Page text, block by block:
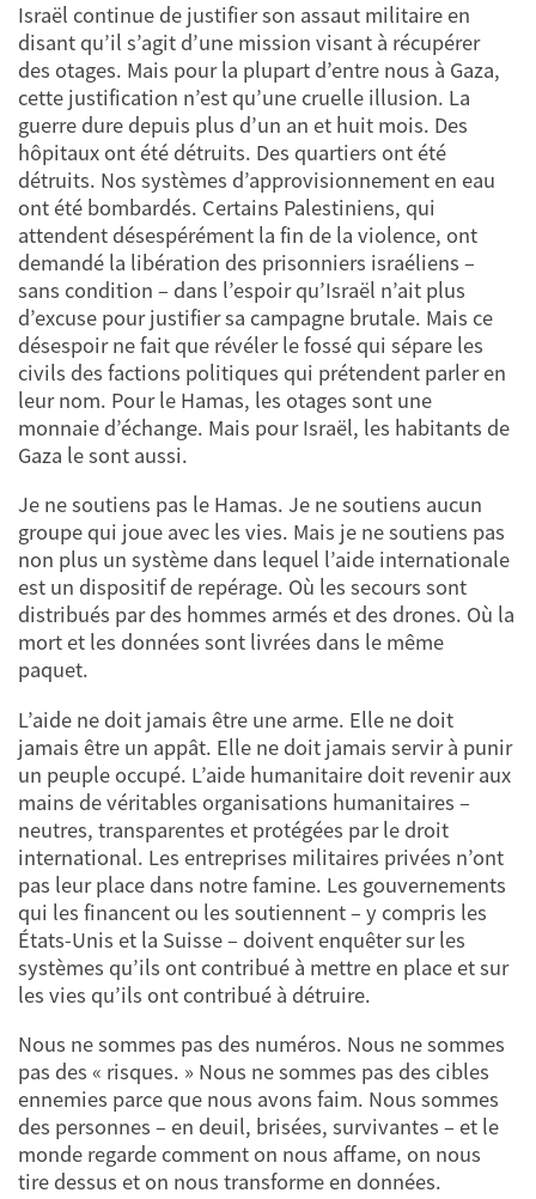
Israël continue de justifier son assaut militaire en
disant qu’il s’agit d’une mission visant à récupérer
des otages. Mais pour la plupart d’entre nous à Gaza,
cette justification n’est qu’une cruelle illusion. La
guerre dure depuis plus d’un an et huit mois. Des
hôpitaux ont été détruits. Des quartiers ont été
détruits. Nos systèmes d’approvisionnement en eau
ont été bombardés. Certains Palestiniens, qui
attendent désespérément la fin de la violence, ont
demandé la libération des prisonniers israéliens –
sans condition – dans l’espoir qu’Israël n’ait plus
d’excuse pour justifier sa campagne brutale. Mais ce
désespoir ne fait que révéler le fossé qui sépare les
civils des factions politiques qui prétendent parler en
leur nom. Pour le Hamas, les otages sont une
monnaie d’échange. Mais pour Israël, les habitants de
Gaza le sont aussi.
Je ne soutiens pas le Hamas. Je ne soutiens aucun
groupe qui joue avec les vies. Mais je ne soutiens pas
non plus un système dans lequel l’aide internationale
est un dispositif de repérage. Où les secours sont
distribués par des hommes armés et des drones. Où la
mort et les données sont livrées dans le même
paquet.
L’aide ne doit jamais être une arme. Elle ne doit
jamais être un appât. Elle ne doit jamais servir à punir
un peuple occupé. L’aide humanitaire doit revenir aux
mains de véritables organisations humanitaires –
neutres, transparentes et protégées par le droit
international. Les entreprises militaires privées n’ont
pas leur place dans notre famine. Les gouvernements
qui les financent ou les soutiennent – y compris les
États-Unis et la Suisse – doivent enquêter sur les
systèmes qu’ils ont contribué à mettre en place et sur
les vies qu’ils ont contribué à détruire.
Nous ne sommes pas des numéros. Nous ne sommes
pas des « risques. » Nous ne sommes pas des cibles
ennemies parce que nous avons faim. Nous sommes
des personnes – en deuil, brisées, survivantes – et le
monde regarde comment on nous affame, on nous
tire dessus et on nous transforme en données.